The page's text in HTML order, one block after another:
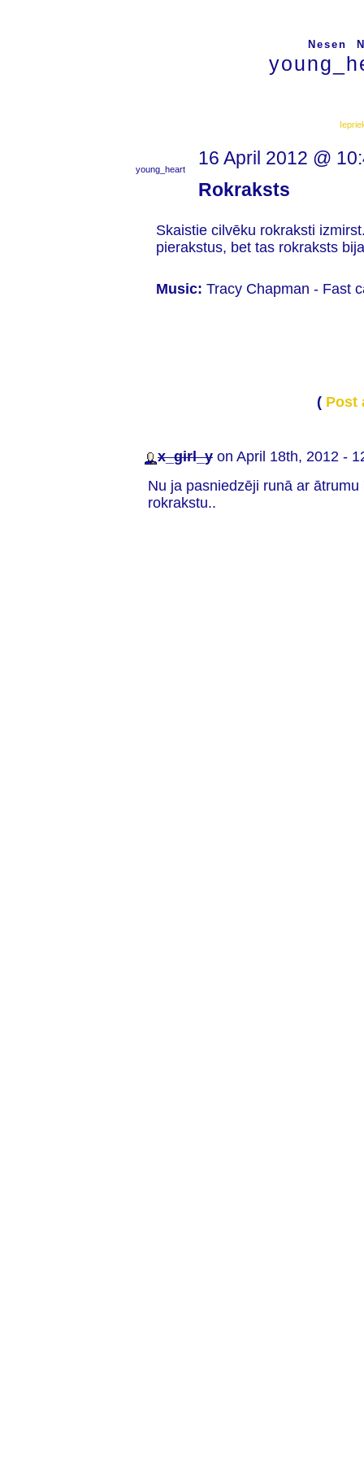
Nesen
young_heart
16 April 2012 @
Rokraksts
Skaistie cilvēku rokraksti
pierakstus, bet tas rokraksts
Music: Tracy Chapman - Fast
( Post
x_girl_y on April 18th, 2012 -
Nu ja pasniedzēji runā ar
rokrakstu..